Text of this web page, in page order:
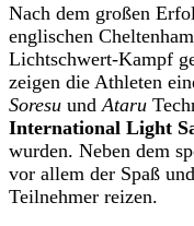
Nach dem großen
englischen
Lichtschwert-Kampf
zeigen die Athleten
Soresu und Ataru
International Light
wurden. Neben dem
vor allem der Spaß
Teilnehmer reizen.